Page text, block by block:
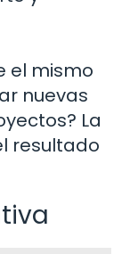
el mismo
nuevas
La
resultado